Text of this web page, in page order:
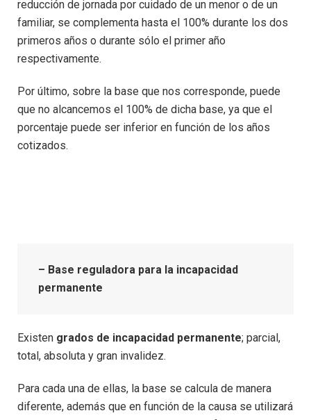
reducción de jornada por cuidado de un menor o de un
familiar, se complementa hasta el 100% durante los dos
primeros años o durante sólo el primer año
respectivamente.
Por último, sobre la base que nos corresponde, puede
que no alcancemos el 100% de dicha base, ya que el
porcentaje puede ser inferior en función de los años
cotizados.
– Base reguladora para la incapacidad
permanente
Existen grados de incapacidad permanente; parcial,
total, absoluta y gran invalidez.
Para cada una de ellas, la base se calcula de manera
diferente, además que en función de la causa se utilizará